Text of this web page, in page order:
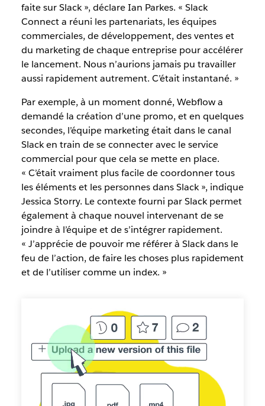
faite sur Slack », déclare Ian Parkes. « Slack
Connect a réuni les partenariats, les équipes
commerciales, de développement, des ventes et
du marketing de chaque entreprise pour accélérer
le lancement. Nous n’aurions jamais pu travailler
aussi rapidement autrement. C’était instantané. »
Par exemple, à un moment donné, Webflow a
demandé la création d’une promo, et en quelques
secondes, l’équipe marketing était dans le canal
Slack en train de se connecter avec le service
commercial pour que cela se mette en place.
« C’était vraiment plus facile de coordonner tous
les éléments et les personnes dans Slack », indique
Jessica Storry. Le contexte fourni par Slack permet
également à chaque nouvel intervenant de se
joindre à l’équipe et de s’intégrer rapidement.
« J’apprécie de pouvoir me référer à Slack dans le
feu de l’action, de faire les choses plus rapidement
et de l’utiliser comme un index. »
plusieurs
types
fichiers
espace